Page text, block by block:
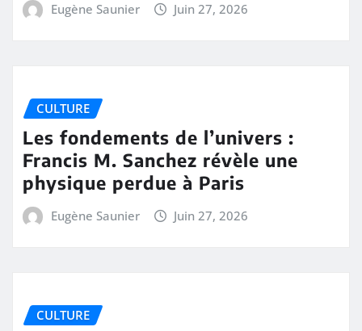
Eugène Saunier Juin 27, 2026
CULTURE
Les fondements de l’univers :
Francis M. Sanchez révèle une
physique perdue à Paris
Eugène Saunier Juin 27, 2026
CULTURE